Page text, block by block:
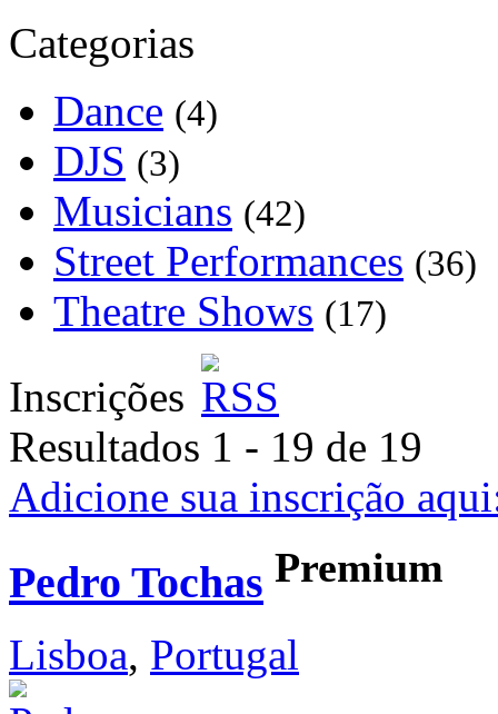
Categorias
Dance (4)
DJS (3)
Musicians (42)
Street Performances (36)
Theatre Shows (17)
Inscrições
Resultados 1 - 19 de 19
Adicione sua inscrição
Pedro Tochas Premium
Lisboa, Portugal